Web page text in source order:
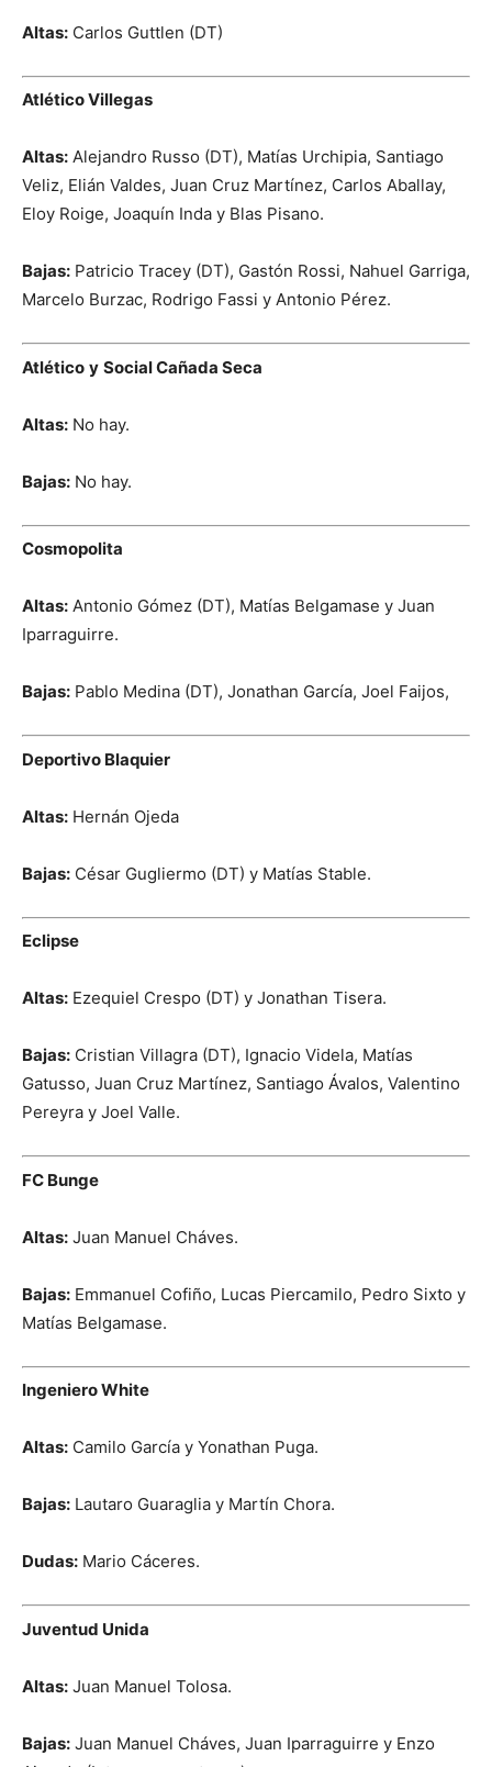
Altas: Carlos Guttlen (DT)
Atlético Villegas
Altas: Alejandro Russo (DT), Matías Urchipia, Santiago
Veliz, Elián Valdes, Juan Cruz Martínez, Carlos Aballay,
Eloy Roige, Joaquín Inda y Blas Pisano.
Bajas: Patricio Tracey (DT), Gastón Rossi, Nahuel Garriga,
Marcelo Burzac, Rodrigo Fassi y Antonio Pérez.
Atlético y Social Cañada Seca
Altas: No hay.
Bajas: No hay.
Cosmopolita
Altas: Antonio Gómez (DT), Matías Belgamase y Juan
Iparraguirre.
Bajas: Pablo Medina (DT), Jonathan García, Joel Faijos,
Deportivo Blaquier
Altas: Hernán Ojeda
Bajas: César Gugliermo (DT) y Matías Stable.
Eclipse
Altas: Ezequiel Crespo (DT) y Jonathan Tisera.
Bajas: Cristian Villagra (DT), Ignacio Videla, Matías
Gatusso, Juan Cruz Martínez, Santiago Ávalos, Valentino
Pereyra y Joel Valle.
FC Bunge
Altas: Juan Manuel Cháves.
Bajas: Emmanuel Cofiño, Lucas Piercamilo, Pedro Sixto y
Matías Belgamase.
Ingeniero White
Altas: Camilo García y Yonathan Puga.
Bajas: Lautaro Guaraglia y Martín Chora.
Dudas: Mario Cáceres.
Juventud Unida
Altas: Juan Manuel Tolosa.
Bajas: Juan Manuel Cháves, Juan Iparraguirre y Enzo